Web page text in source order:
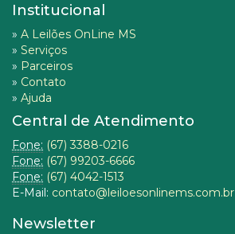
Institucional
» A Leilões OnLine MS
» Serviços
» Parceiros
» Contato
» Ajuda
Central de Atendimento
Fone: (67) 3388-0216
Fone: (67) 99203-6666
Fone: (67) 4042-1513
E-Mail: contato@leiloesonlinems.com.br
Newsletter